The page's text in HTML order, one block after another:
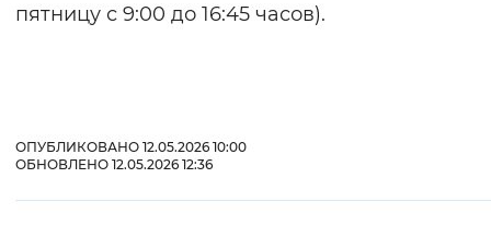
пятницу с 9:00 до 16:45 часов).
ОПУБЛИКОВАНО 12.05.2026 10:00
ОБНОВЛЕНО 12.05.2026 12:36